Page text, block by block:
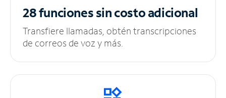
28 funciones sincosto adicional
Transfiere llamadas, obtén transcripciones
de correos de voz y más.